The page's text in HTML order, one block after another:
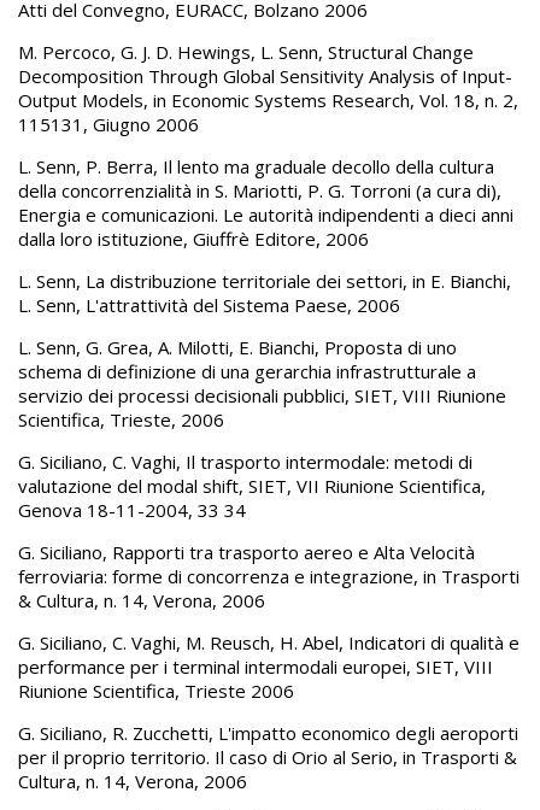
Atti del Convegno, EURACC, Bolzano 2006
M. Percoco, G. J. D. Hewings, L. Senn, Structural Change
Decomposition Through Global Sensitivity Analysis of Input-
Output Models, in Economic Systems Research, Vol. 18, n. 2,
115131, Giugno 2006
L. Senn, P. Berra, Il lento ma graduale decollo della cultura
della concorrenzialità in S. Mariotti, P. G. Torroni (a cura di),
Energia e comunicazioni. Le autorità indipendenti a dieci anni
dalla loro istituzione, Giuffrè Editore, 2006
L. Senn, La distribuzione territoriale dei settori, in E. Bianchi,
L. Senn, L'attrattività del Sistema Paese, 2006
L. Senn, G. Grea, A. Milotti, E. Bianchi, Proposta di uno
schema di definizione di una gerarchia infrastrutturale a
servizio dei processi decisionali pubblici, SIET, VIII Riunione
Scientifica, Trieste, 2006
G. Siciliano, C. Vaghi, Il trasporto intermodale: metodi di
valutazione del modal shift, SIET, VII Riunione Scientifica,
Genova 18-11-2004, 33 34
G. Siciliano, Rapporti tra trasporto aereo e Alta Velocità
ferroviaria: forme di concorrenza e integrazione, in Trasporti
& Cultura, n. 14, Verona, 2006
G. Siciliano, C. Vaghi, M. Reusch, H. Abel, Indicatori di qualità e
performance per i terminal intermodali europei, SIET, VIII
Riunione Scientifica, Trieste 2006
G. Siciliano, R. Zucchetti, L'impatto economico degli aeroporti
per il proprio territorio. Il caso di Orio al Serio, in Trasporti &
Cultura, n. 14, Verona, 2006